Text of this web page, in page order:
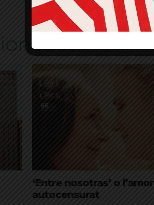
‘Entre nosotras’ o l’amor
autocensurat